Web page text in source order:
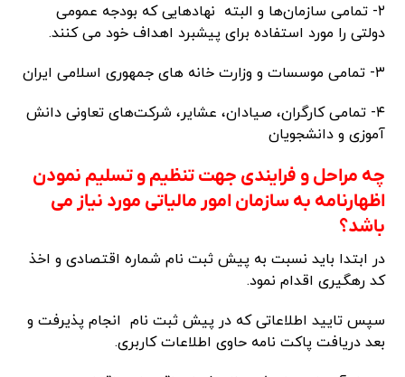
۲- تمامی سازمان‌ها و البته نهادهایی که بودجه عمومی
دولتی را مورد استفاده برای پیشبرد اهداف خود می کنند.
۳- تمامی موسسات و وزارت خانه ‌های جمهوری اسلامی ایران
۴- تمامی کارگران، صیادان، عشایر، شرکت‌های تعاونی دانش
آموزی و دانشجویان
چه مراحل و فرایندی جهت تنظیم و تسلیم نمودن
اظهارنامه به سازمان امور مالیاتی مورد نیاز می
باشد؟
در ابتدا باید نسبت به پیش ثبت نام شماره اقتصادی و اخذ
کد رهگیری اقدام نمود.
سپس تایید اطلاعاتی که در پیش ثبت نام انجام پذیرفت و
بعد دریافت پاکت نامه حاوی اطلاعات کاربری.